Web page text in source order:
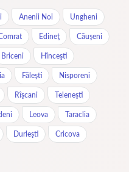
Anenii Noi Ungheni
Edineţ Căuşeni
Briceni Hînceşti
Făleşti Nisporeni
Rîşcani Teleneşti
Leova Taraclia
Durleşti Cricova